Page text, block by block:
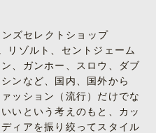
ズセレクトショップ
リゾルト、セントジェーム
、ガンホー、スロウ、ダブ
ンなど、国内、国外から
ッション（流行）だけでな
いという考えのもと、カッ
ィアを振り絞ってスタイル